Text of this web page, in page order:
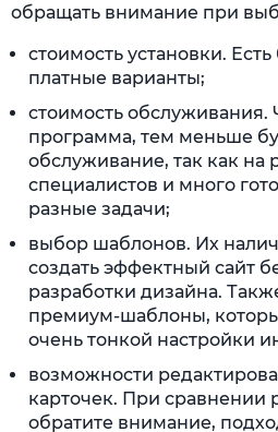
обращать внимание при
стоимость установки.
платные варианты;
стоимость
программа, тем меньше
обслуживание, так как на
специалистов и много
разные задачи;
выбор шаблонов. Их
создать эффектный сайт
разработки дизайна.
премиум-шаблоны,
очень тонкой настройки
возможности
карточек. При сравнении
обратите внимание,